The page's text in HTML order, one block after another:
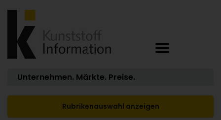
Unternehmen. Märkte. Preise.
Rubrikenauswahl anzeigen